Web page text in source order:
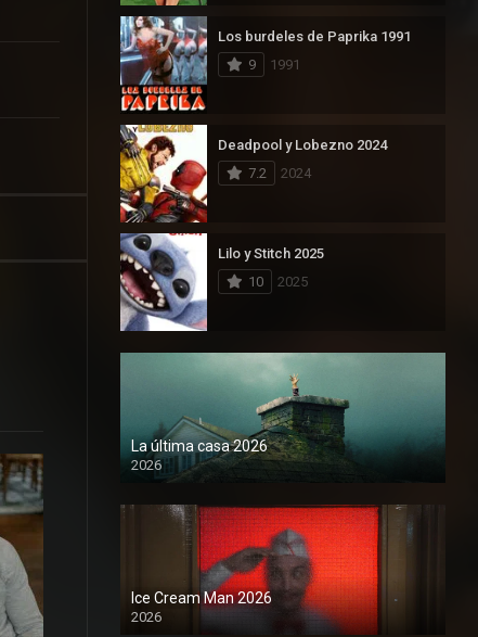
Los burdeles de Paprika 1991
9
1991
Deadpool y Lobezno 2024
7.2
2024
Lilo y Stitch 2025
10
2025
La última casa 2026
2026
Ice Cream Man 2026
2026